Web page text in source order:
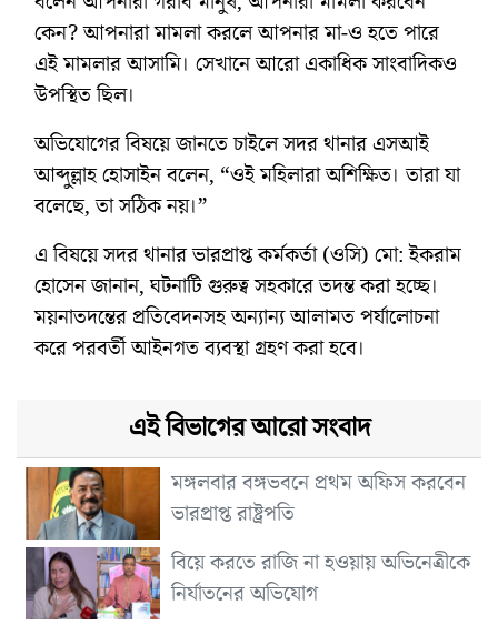
কেন? আপনারা মামলা করলে আপনার মা-ও হতে পারে
এই মামলার আসামি। সেখানে আরো একাধিক সাংবাদিকও
উপস্থিত ছিল।
অভিযোগের বিষয়ে জানতে চাইলে সদর থানার এসআই
আব্দুল্লাহ হোসাইন বলেন, “ওই মহিলারা অশিক্ষিত। তারা যা
বলেছে, তা সঠিক নয়।”
এ বিষয়ে সদর থানার ভারপ্রাপ্ত কর্মকর্তা (ওসি) মো: ইকরাম
হোসেন জানান, ঘটনাটি গুরুত্ব সহকারে তদন্ত করা হচ্ছে।
ময়নাতদন্তের প্রতিবেদনসহ অন্যান্য আলামত পর্যালোচনা
করে পরবর্তী আইনগত ব্যবস্থা গ্রহণ করা হবে।
এই বিভাগের আরো সংবাদ
মঙ্গলবার বঙ্গভবনে প্রথম অফিস করবেন
ভারপ্রাপ্ত রাষ্ট্রপতি
বিয়ে করতে রাজি না হওয়ায় অভিনেত্রীকে
নির্যাতনের অভিযোগ